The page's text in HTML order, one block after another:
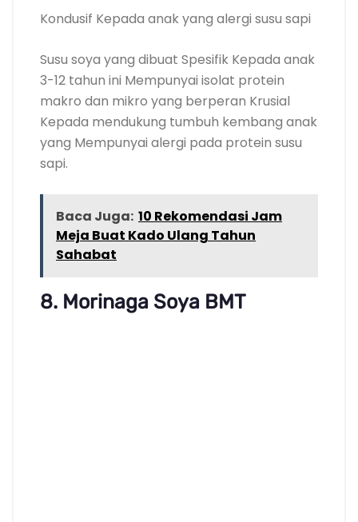
Kondusif Kepada anak yang alergi susu sapi
Susu soya yang dibuat Spesifik Kepada anak
3-12 tahun ini Mempunyai isolat protein
makro dan mikro yang berperan Krusial
Kepada mendukung tumbuh kembang anak
yang Mempunyai alergi pada protein susu
sapi.
Baca Juga: 10 Rekomendasi Jam
Meja Buat Kado Ulang Tahun
Sahabat
8. Morinaga Soya BMT